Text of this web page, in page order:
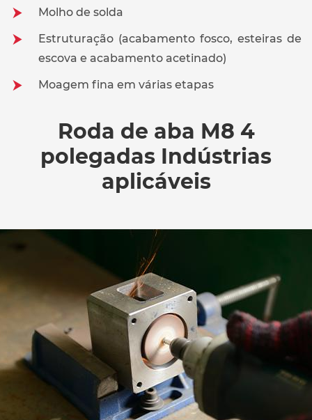
Molho de solda
Estruturação (acabamento fosco, esteiras de
escova e acabamento acetinado)
Moagem fina em várias etapas
Roda de aba M8 4
polegadas Indústrias
aplicáveis